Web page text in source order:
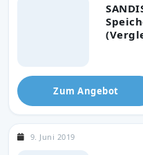
Zum Angebot
9. Juni 2019